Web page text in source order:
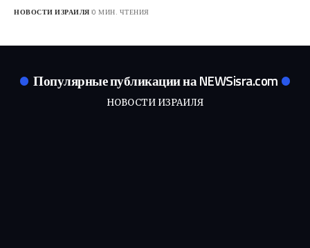
НОВОСТИ ИЗРАИЛЯ 0 МИН. ЧТЕНИЯ
Популярные публикации на NEWSisra.com
НОВОСТИ ИЗРАИЛЯ